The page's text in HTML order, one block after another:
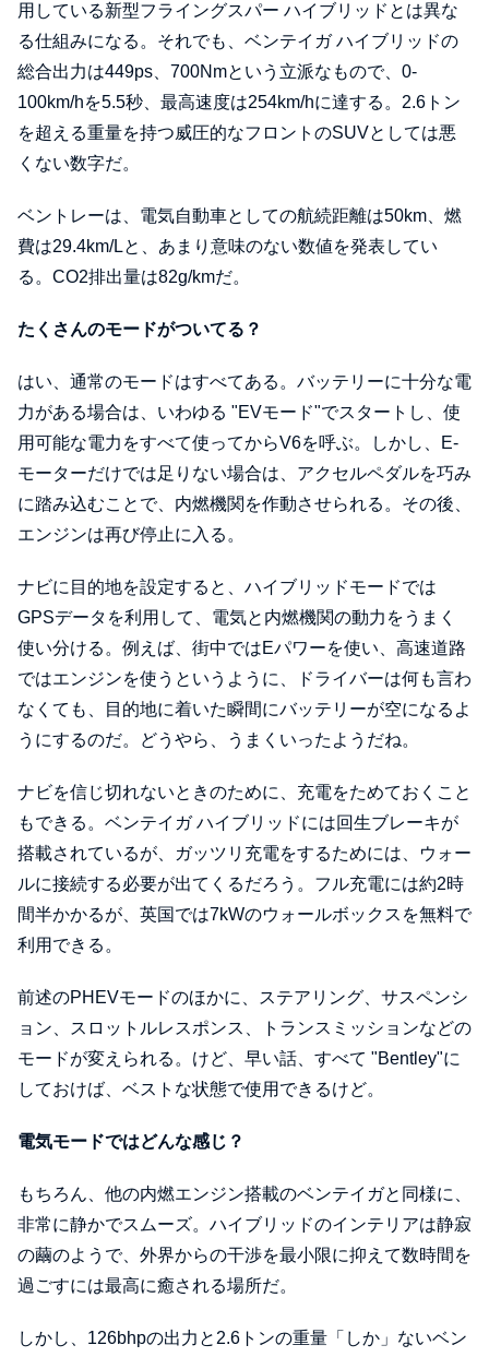
用している新型フライングスパー ハイブリッドとは異な
る仕組みになる。それでも、ベンテイガ ハイブリッドの
総合出力は449ps、700Nmという立派なもので、0-
100km/hを5.5秒、最高速度は254km/hに達する。2.6トン
を超える重量を持つ威圧的なフロントのSUVとしては悪
くない数字だ。
ベントレーは、電気自動車としての航続距離は50km、燃
費は29.4km/Lと、あまり意味のない数値を発表してい
る。CO2排出量は82g/kmだ。
たくさんのモードがついてる？
はい、通常のモードはすべてある。バッテリーに十分な電
力がある場合は、いわゆる "EVモード"でスタートし、使
用可能な電力をすべて使ってからV6を呼ぶ。しかし、E-
モーターだけでは足りない場合は、アクセルペダルを巧み
に踏み込むことで、内燃機関を作動させられる。その後、
エンジンは再び停止に入る。
ナビに目的地を設定すると、ハイブリッドモードでは
GPSデータを利用して、電気と内燃機関の動力をうまく
使い分ける。例えば、街中ではEパワーを使い、高速道路
ではエンジンを使うというように、ドライバーは何も言わ
なくても、目的地に着いた瞬間にバッテリーが空になるよ
うにするのだ。どうやら、うまくいったようだね。
ナビを信じ切れないときのために、充電をためておくこと
もできる。ベンテイガ ハイブリッドには回生ブレーキが
搭載されているが、ガッツリ充電をするためには、ウォー
ルに接続する必要が出てくるだろう。フル充電には約2時
間半かかるが、英国では7kWのウォールボックスを無料で
利用できる。
前述のPHEVモードのほかに、ステアリング、サスペンシ
ョン、スロットルレスポンス、トランスミッションなどの
モードが変えられる。けど、早い話、すべて "Bentley"に
しておけば、ベストな状態で使用できるけど。
電気モードではどんな感じ？
もちろん、他の内燃エンジン搭載のベンテイガと同様に、
非常に静かでスムーズ。ハイブリッドのインテリアは静寂
の繭のようで、外界からの干渉を最小限に抑えて数時間を
過ごすには最高に癒される場所だ。
しかし、126bhpの出力と2.6トンの重量「しか」ないベン